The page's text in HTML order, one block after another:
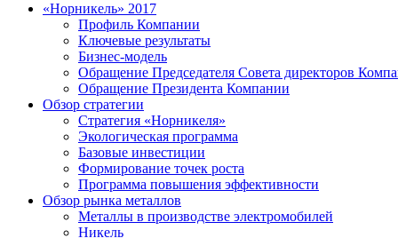
«Норникель» 2017
Профиль Компании
Ключевые результаты
Бизнес-модель
Обращение Председателя Совета директоров
Обращение Президента Компании
Обзор стратегии
Стратегия «Норникеля»
Экологическая программа
Базовые инвестиции
Формирование точек роста
Программа повышения эффективности
Обзор рынка металлов
Металлы в производстве электромобилей
Никель